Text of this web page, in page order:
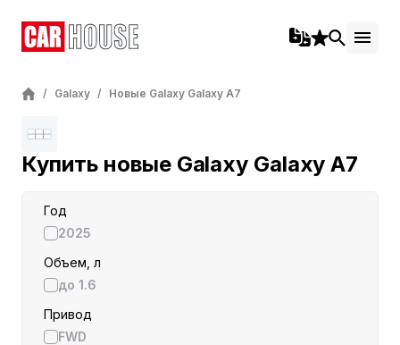
/ Galaxy / Новые Galaxy Galaxy A7
Купить новые Galaxy Galaxy A7
Год
2025
Объем, л
до 1.6
Привод
FWD